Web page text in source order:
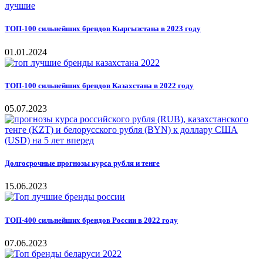
ТОП-100 сильнейших брендов Кыргызстана в 2023 году
01.01.2024
ТОП-100 сильнейших брендов Казахстана в 2022 году
05.07.2023
Долгосрочные прогнозы курса рубля и тенге
15.06.2023
ТОП-400 сильнейших брендов России в 2022 году
07.06.2023